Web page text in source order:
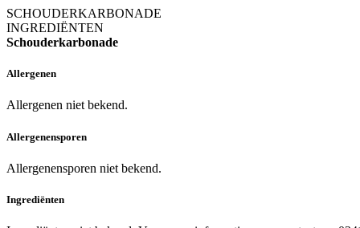
SCHOUDERKARBONADE
INGREDIËNTEN
Schouderkarbonade
Allergenen
Allergenen niet bekend.
Allergenensporen
Allergenensporen niet bekend.
Ingrediënten